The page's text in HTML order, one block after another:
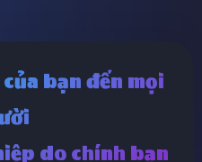
bạn đến mọi
do chính bạn